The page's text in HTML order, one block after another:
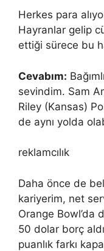
Herkes para
Hayranlar gelip
ettiği sürece bu
Cevabım:
sevindim. Sam
Riley (Kansas)
de aynı yolda
reklamcılık
Daha önce de
kariyerim, net
Orange Bowl’da
50 dolar borç
puanlık farkı